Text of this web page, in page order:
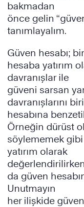
bakmadan
önce gelin
tanımlayalım.
Güven hesabı;
hesaba yatırım
davranışlar ile
güveni sarsan
davranışlarını
hesabına
Örneğin dürüst
söylememek gibi
yatırım olarak
da güven
Unutmayın
her ilişkide